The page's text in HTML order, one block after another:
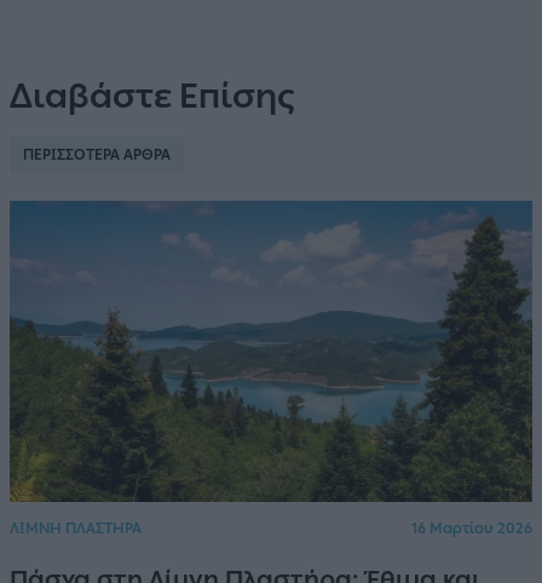
Διαβάστε Επίσης
ΠΕΡΙΣΣΟΤΕΡΑ ΑΡΘΡΑ
ΛΙΜΝΗ ΠΛΑΣΤΗΡΑ 16 Μαρτίου 2026